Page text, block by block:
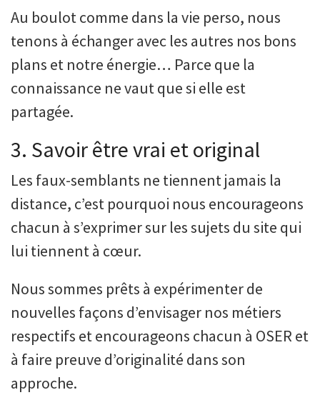
Au boulot comme dans la vie perso, nous
tenons à échanger avec les autres nos bons
plans et notre énergie… Parce que la
connaissance ne vaut que si elle est
partagée.
3. Savoir être vrai et original
Les faux-semblants ne tiennent jamais la
distance, c’est pourquoi nous encourageons
chacun à s’exprimer sur les sujets du site qui
lui tiennent à cœur.
Nous sommes prêts à expérimenter de
nouvelles façons d’envisager nos métiers
respectifs et encourageons chacun à OSER et
à faire preuve d’originalité dans son
approche.